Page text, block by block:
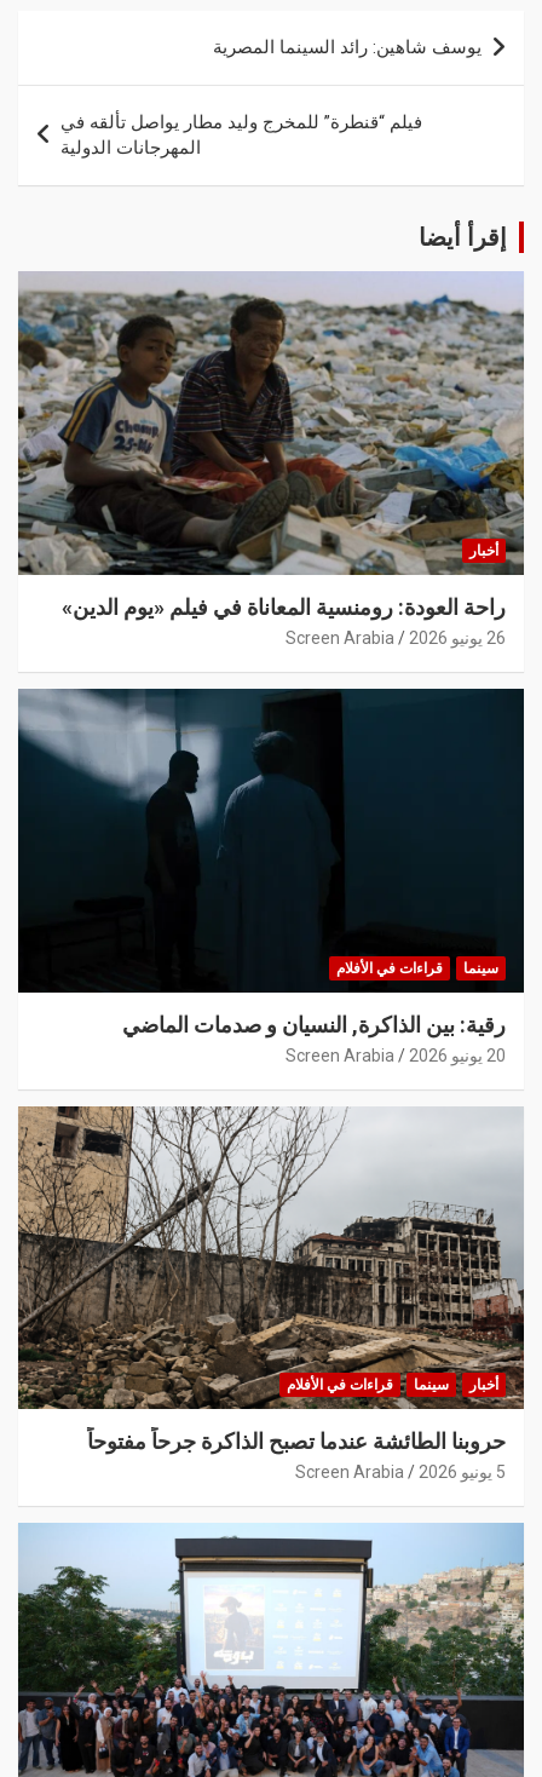
يوسف شاهين: رائد السينما المصرية
فيلم “قنطرة” للمخرج وليد مطار يواصل تألقه في
المهرجانات الدولية
إقرأ أيضا
أخبار
راحة العودة: رومنسية المعاناة في فيلم «يوم الدين»
26 يونيو 2026 Screen Arabia
سينما قراءات في الأفلام
رقية: بين الذاكرة, النسيان و صدمات الماضي
20 يونيو 2026 Screen Arabia
أخبار سينما قراءات في الأفلام
حروبنا الطائشة عندما تصبح الذاكرة جرحاً مفتوحاً
5 يونيو 2026 Screen Arabia